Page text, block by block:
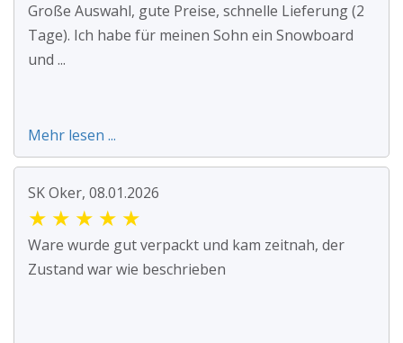
Große Auswahl, gute Preise, schnelle Lieferung (2
Tage). Ich habe für meinen Sohn ein Snowboard
und ...
Mehr lesen ...
SK Oker, 08.01.2026
★ ★ ★ ★ ★
Ware wurde gut verpackt und kam zeitnah, der
Zustand war wie beschrieben